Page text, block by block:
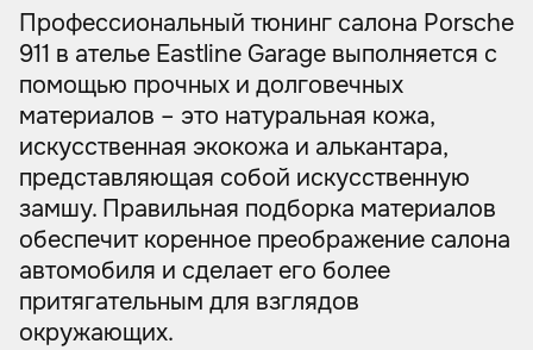
Профессиональный тюнинг салона Porsche
911 в ателье Eastline Garage выполняется с
помощью прочных и долговечных
материалов – это натуральная кожа,
искусственная экокожа и алькантара,
представляющая собой искусственную
замшу. Правильная подборка материалов
обеспечит коренное преображение салона
автомобиля и сделает его более
притягательным для взглядов
окружающих.